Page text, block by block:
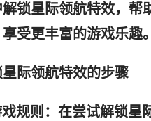
锁星际领航特效，帮
受更丰富的游戏乐趣。
际领航特效的步骤
戏规则：在尝试解锁星